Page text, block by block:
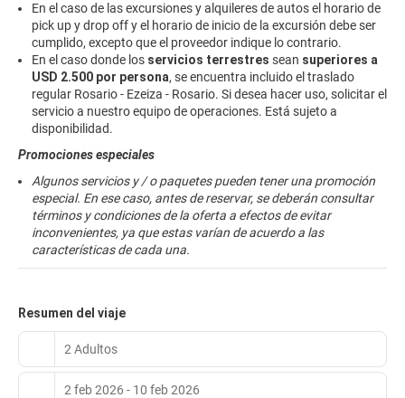
En el caso de las excursiones y alquileres de autos el horario de
pick up y drop off y el horario de inicio de la excursión debe ser
cumplido, excepto que el proveedor indique lo contrario.
En el caso donde los servicios terrestres sean superiores a
USD 2.500 por persona, se encuentra incluido el traslado
regular Rosario - Ezeiza - Rosario. Si desea hacer uso, solicitar el
servicio a nuestro equipo de operaciones. Está sujeto a
disponibilidad.
Promociones especiales
Algunos servicios y / o paquetes pueden tener una promoción
especial. En ese caso, antes de reservar, se deberán consultar
términos y condiciones de la oferta a efectos de evitar
inconvenientes, ya que estas varían de acuerdo a las
características de cada una.
Resumen del viaje
2 Adultos
2 feb 2026 - 10 feb 2026